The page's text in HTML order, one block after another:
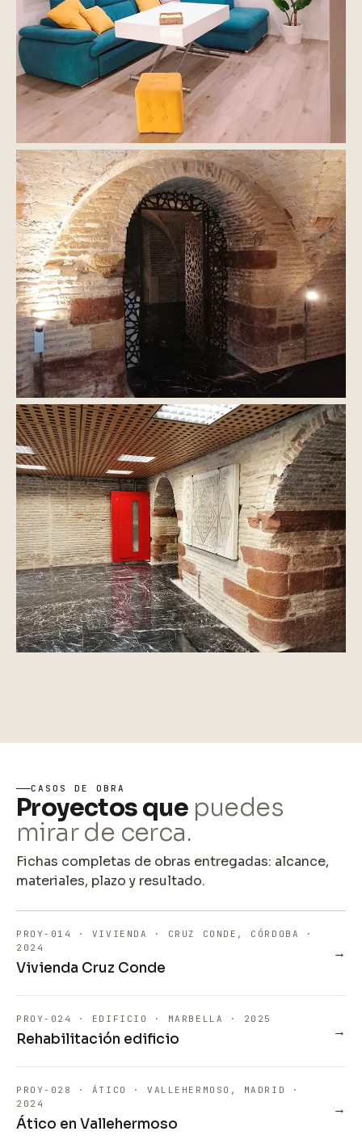
CASOS DE OBRA
Proyectos que puedes
mirar de cerca.
Fichas completas de obras entregadas: alcance,
materiales, plazo y resultado.
PROY-014 · VIVIENDA · CRUZ CONDE, CÓRDOBA ·
2024
Vivienda Cruz Conde
→
PROY-024 · EDIFICIO · MARBELLA · 2025
Rehabilitación edificio →
PROY-028 · ÁTICO · VALLEHERMOSO, MADRID ·
2024
Ático en Vallehermoso
→